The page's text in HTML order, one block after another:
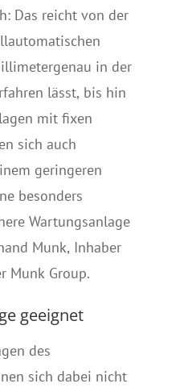
Das reicht von der
in der
lässt, bis hin
mit fixen
sich auch
geringeren
besonders
Wartungsanlage
Munk, Inhaber
Munk Group.
geeignet
des
sich dabei nicht